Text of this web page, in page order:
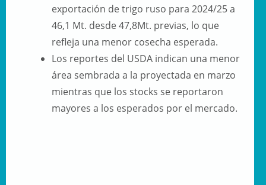
exportación de trigo ruso para 2024/25 a
46,1 Mt. desde 47,8Mt. previas, lo que
refleja una menor cosecha esperada.
Los reportes del USDA indican una menor
área sembrada a la proyectada en marzo
mientras que los stocks se reportaron
mayores a los esperados por el mercado.